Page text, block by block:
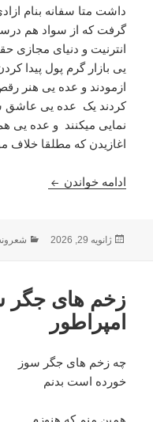
داشت متا سفانه بنام
گرفت که از سواد هم
انترنیت و دنیای مجازی
یی بازار گرم پول پیدا
ازمودند و عده یی هنر
کردند یک عده یی عاشق
نمایی میکنند و عده یی
اغازیدن که مطلقا خلاف
ادامه خواندن کیست
ارسال
ژانویه 29, 2026 دسته‌ها
زخم های جگر
امپراطور
چه زخم های جگر سوز
خورده است بدنم